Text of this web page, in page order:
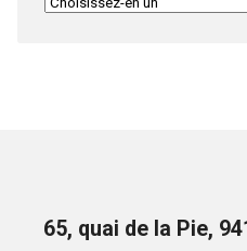
65, quai de la Pie,